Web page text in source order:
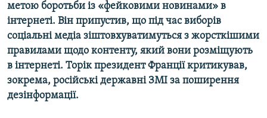
метою боротьби із «фейковими новинами» в
інтернеті. Він припустив, що під час виборів
соціальні медіа зіштовхуватимуться з жорсткішими
правилами щодо контенту, який вони розміщують
в інтернеті. Торік президент Франції критикував,
зокрема, російські державні ЗМІ за поширення
дезінформації.